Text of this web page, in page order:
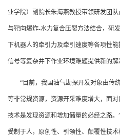
业学院）副院长朱海燕教授带领研发团
与靶向爆炸-水力复合压裂方法结合，研
下机器人的牵引力及牵引速度等各项性
信号等复杂井下作业环境难题提供新的解
“目前，我国油气勘探开发对象由传
等非常规资源，资源开采难度增大，面
技术是发现资源和增加储量的必经之路
受制于人，原创性、引领性、颠覆性技